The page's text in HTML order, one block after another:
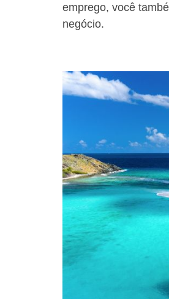
emprego, você
negócio.